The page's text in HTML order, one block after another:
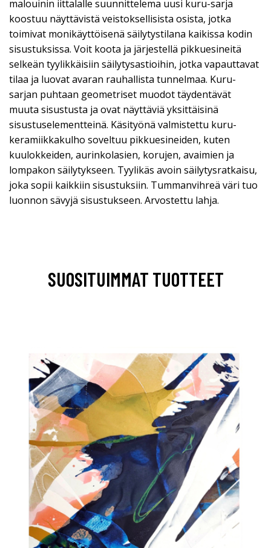
malouinin iittalalle suunnittelema uusi kuru-sarja
koostuu näyttävistä veistoksellisista osista, jotka
toimivat monikäyttöisenä säilytystilana kaikissa kodin
sisustuksissa. Voit koota ja järjestellä pikkuesineitä
selkeän tyylikkäisiin säilytysastioihin, jotka vapauttavat
tilaa ja luovat avaran rauhallista tunnelmaa. Kuru-
sarjan puhtaan geometriset muodot täydentävät
muuta sisustusta ja ovat näyttäviä yksittäisinä
sisustuselementteinä. Käsityönä valmistettu kuru-
keramiikkakulho soveltuu pikkuesineiden, kuten
kuulokkeiden, aurinkolasien, korujen, avaimien ja
lompakon säilytykseen. Tyylikäs avoin säilytysratkaisu,
joka sopii kaikkiin sisustuksiin. Tummanvihreä väri tuo
luonnon sävyjä sisustukseen. Arvostettu lahja.
SUOSITUIMMAT TUOTTEET